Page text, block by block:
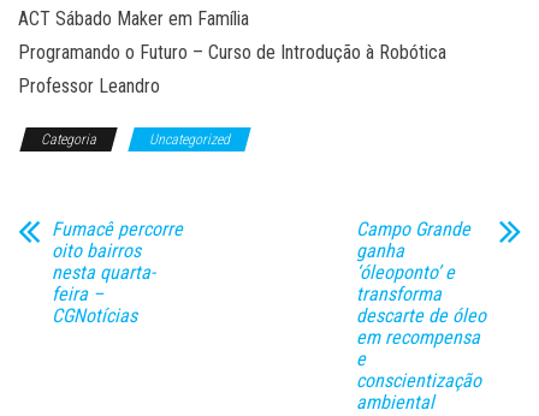
ACT Sábado Maker em Família
Programando o Futuro – Curso de Introdução à Robótica
Professor Leandro
Categoria Uncategorized
Fumacê percorre
oito bairros
nesta quarta-
feira –
CGNotícias
Campo Grande
ganha
‘óleoponto’ e
transforma
descarte de óleo
em recompensa
e
conscientização
ambiental